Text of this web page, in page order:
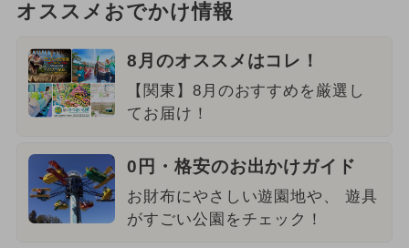
オススメおでかけ情報
8月のオススメはコレ！
【関東】8月のおすすめを厳選し
てお届け！
0円・格安のお出かけガイド
お財布にやさしい遊園地や、 遊具
がすごい公園をチェック！